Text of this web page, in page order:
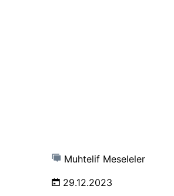
Muhtelif Meseleler
29.12.2023